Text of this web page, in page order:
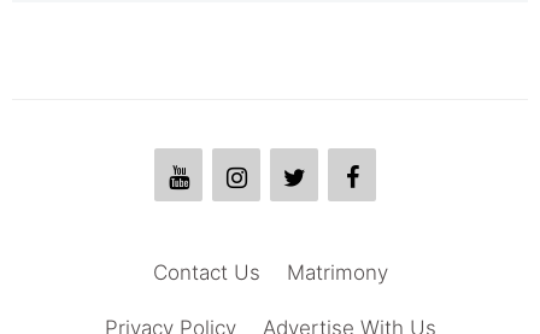
Matrimony
Contact Us
Advertise With Us
Privacy Policy